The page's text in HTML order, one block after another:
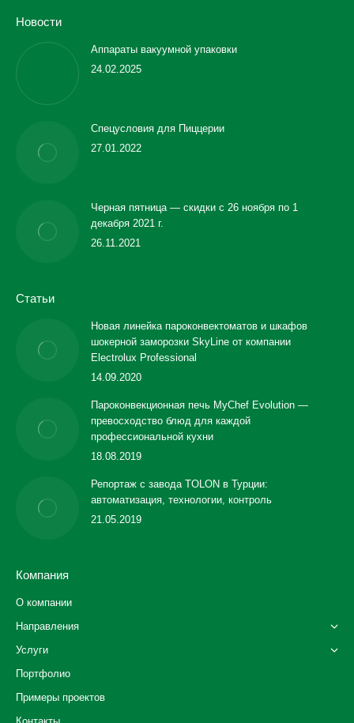
Новости
Аппараты вакуумной упаковки
24.02.2025
Спецусловия для Пиццерии
27.01.2022
Черная пятница — скидки с 26 ноября по 1
декабря 2021 г.
26.11.2021
Статьи
Новая линейка пароконвектоматов и шкафов
шокерной заморозки SkyLine от компании
Electrolux Professional
14.09.2020
Пароконвекционная печь MyChef Evolution —
превосходство блюд для каждой
профессиональной кухни
18.08.2019
Репортаж с завода TOLON в Турции:
автоматизация, технологии, контроль
21.05.2019
Компания
О компании
Направления
Услуги
Портфолио
Примеры проектов